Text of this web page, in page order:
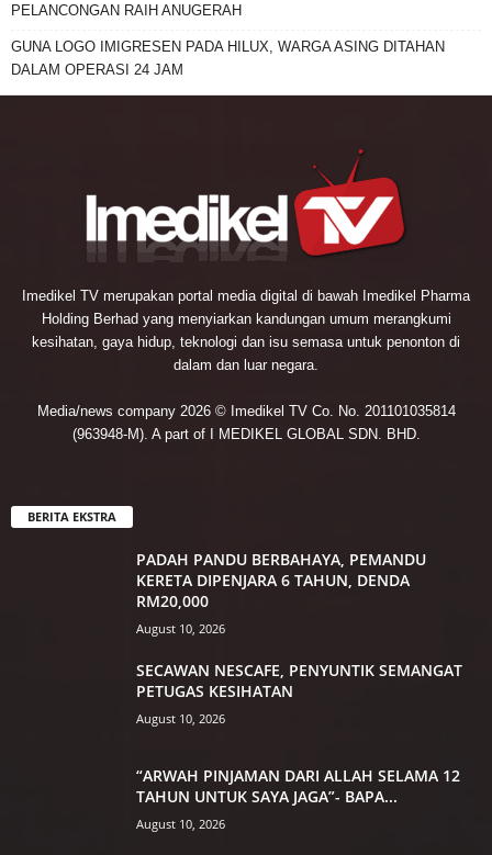
PELANCONGAN RAIH ANUGERAH
GUNA LOGO IMIGRESEN PADA HILUX, WARGA ASING DITAHAN
DALAM OPERASI 24 JAM
Imedikel TV merupakan portal media digital di bawah Imedikel Pharma
Holding Berhad yang menyiarkan kandungan umum merangkumi
kesihatan, gaya hidup, teknologi dan isu semasa untuk penonton di
dalam dan luar negara.
Media/news company 2026 © Imedikel TV Co. No. 201101035814
(963948-M). A part of I MEDIKEL GLOBAL SDN. BHD.
BERITA EKSTRA
PADAH PANDU BERBAHAYA, PEMANDU
KERETA DIPENJARA 6 TAHUN, DENDA
RM20,000
August 10, 2026
SECAWAN NESCAFE, PENYUNTIK SEMANGAT
PETUGAS KESIHATAN
August 10, 2026
“ARWAH PINJAMAN DARI ALLAH SELAMA 12
TAHUN UNTUK SAYA JAGA”- BAPA...
August 10, 2026